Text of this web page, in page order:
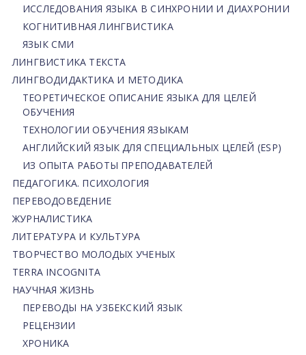
ИССЛЕДОВАНИЯ ЯЗЫКА В СИНХРОНИИ И ДИАХРОНИИ
КОГНИТИВНАЯ ЛИНГВИСТИКА
ЯЗЫК СМИ
ЛИНГВИСТИКА ТЕКСТА
ЛИНГВОДИДАКТИКА И МЕТОДИКА
ТЕОРЕТИЧЕСКОЕ ОПИСАНИЕ ЯЗЫКА ДЛЯ ЦЕЛЕЙ
ОБУЧЕНИЯ
ТЕХНОЛОГИИ ОБУЧЕНИЯ ЯЗЫКАМ
АНГЛИЙСКИЙ ЯЗЫК ДЛЯ СПЕЦИАЛЬНЫХ ЦЕЛЕЙ (ESP)
ИЗ ОПЫТА РАБОТЫ ПРЕПОДАВАТЕЛЕЙ
ПЕДАГОГИКА. ПСИХОЛОГИЯ
ПЕРЕВОДОВЕДЕНИЕ
ЖУРНАЛИСТИКА
ЛИТЕРАТУРА И КУЛЬТУРА
ТВОРЧЕСТВО МОЛОДЫХ УЧЕНЫХ
TERRA INCOGNITA
НАУЧНАЯ ЖИЗНЬ
ПЕРЕВОДЫ НА УЗБЕКСКИЙ ЯЗЫК
РЕЦЕНЗИИ
ХРОНИКА